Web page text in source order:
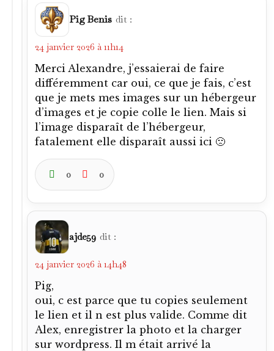
Pig Benis dit :
24 janvier 2026 à 11h14
Merci Alexandre, j’essaierai de faire
différemment car oui, ce que je fais, c’est
que je mets mes images sur un hébergeur
d’images et je copie colle le lien. Mais si
l’image disparaît de l’hébergeur,
fatalement elle disparaît aussi ici 🙁
0 0
ajde59 dit :
24 janvier 2026 à 14h48
Pig,
oui, c est parce que tu copies seulement
le lien et il n est plus valide. Comme dit
Alex, enregistrer la photo et la charger
sur wordpress. Il m était arrivé la